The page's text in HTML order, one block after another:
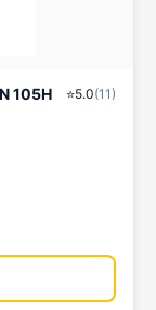
⭐5.0(11)